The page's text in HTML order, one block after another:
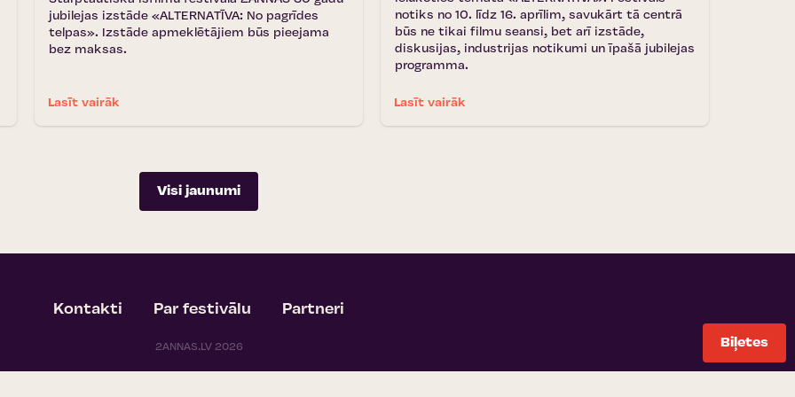
jubilejas izstāde «ALTERNATĪVA: No pagrīdes
telpas». Izstāde apmeklētājiem būs pieejama
bez maksas.
Lasīt vairāk
notiks no 10. līdz 16. aprīlim, savukārt tā centrā
būs ne tikai filmu seansi, bet arī izstāde,
diskusijas, industrijas notikumi un īpašā jubilejas
programma.
Lasīt vairāk
Visi jaunumi
Kontakti Par festivālu Partneri
2ANNAS.LV 2026